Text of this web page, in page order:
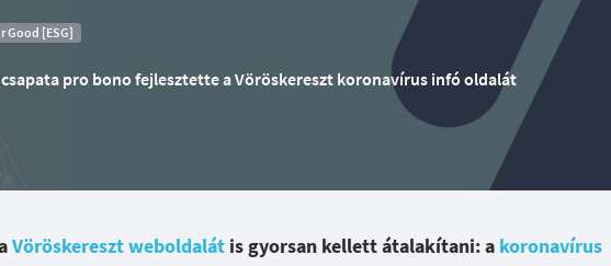
Good [ESG]
csapata pro bono fejlesztette a Vöröskereszt koronavírus infó oldalát
Vöröskereszt weboldalát is gyorsan kellett átalakítani: a koronavírus